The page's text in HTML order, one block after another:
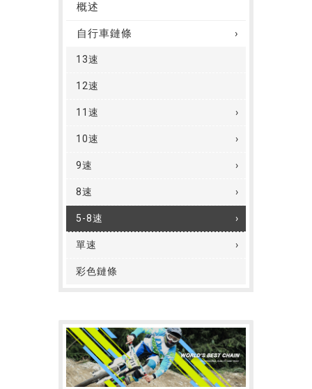
概述
自行車鏈條
13速
12速
11速
10速
9速
8速
5-8速
單速
彩色鏈條